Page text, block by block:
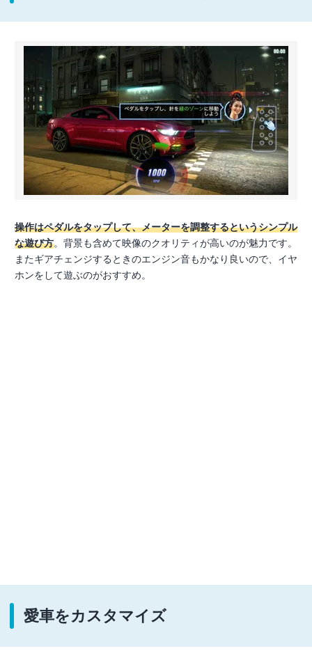
操作はペダルをタップして、メーターを調整するというシンプル
な遊び方。背景も含めて映像のクオリティが高いのが魅力です。
またギアチェンジするときのエンジン音もかなり良いので、イヤ
ホンをして遊ぶのがおすすめ。
愛車をカスタマイズ